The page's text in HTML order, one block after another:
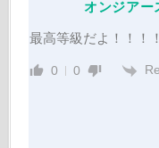
オンジアー
最高等級だよ！！！
0 0